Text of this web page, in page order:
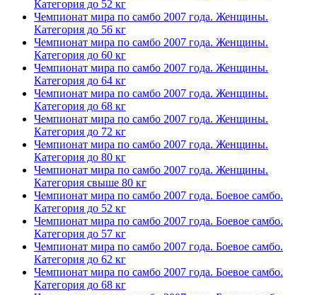
Категория до 52 кг
Чемпионат мира по самбо 2007 года. Женщины.
Категория до 56 кг
Чемпионат мира по самбо 2007 года. Женщины.
Категория до 60 кг
Чемпионат мира по самбо 2007 года. Женщины.
Категория до 64 кг
Чемпионат мира по самбо 2007 года. Женщины.
Категория до 68 кг
Чемпионат мира по самбо 2007 года. Женщины.
Категория до 72 кг
Чемпионат мира по самбо 2007 года. Женщины.
Категория до 80 кг
Чемпионат мира по самбо 2007 года. Женщины.
Категория свыше 80 кг
Чемпионат мира по самбо 2007 года. Боевое самбо.
Категория до 52 кг
Чемпионат мира по самбо 2007 года. Боевое самбо.
Категория до 57 кг
Чемпионат мира по самбо 2007 года. Боевое самбо.
Категория до 62 кг
Чемпионат мира по самбо 2007 года. Боевое самбо.
Категория до 68 кг